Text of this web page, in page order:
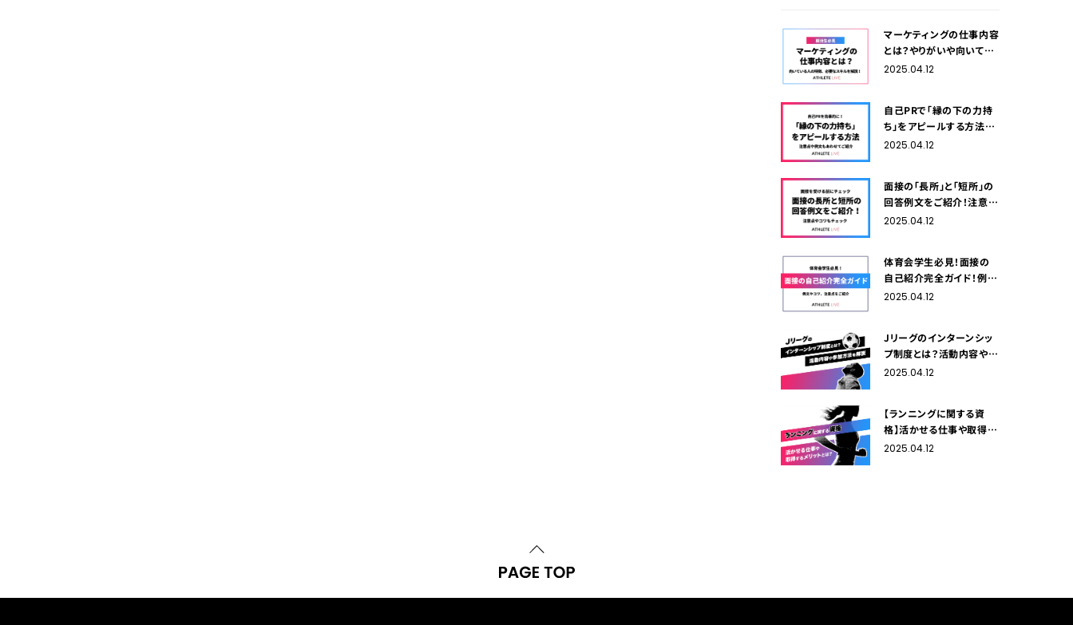
マーケティングの仕事内容
とは？やりがいや向いてい
る人の特徴、必要なスキル
2025.04.12
自己PRで「縁の下の力持
ち」をアピールする方法！
注意点や例文もあわせて
2025.04.12
面接の「長所」と「短所」の
回答例文をご紹介！注意点
やコツもチェック
2025.04.12
体育会学生必見！面接の
自己紹介完全ガイド！例文
やコツ、注意点をご紹介
2025.04.12
Jリーグのインターンシッ
プ制度とは？活動内容や参
加方法を解説
2025.04.12
【ランニングに関する資
格】活かせる仕事や取得す
るメリットをご紹介！
2025.04.12